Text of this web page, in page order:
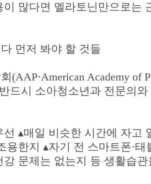
이 많다면 멜라토닌만으로는
먼저 봐야 할 것들
(AAP·American Academy of
드시 소아청소년과 전문의
선 ▴매일 비슷한 시간에 자고
용한지 ▴자기 전 스마트폰·
강 문제는 없는지 등 생활습